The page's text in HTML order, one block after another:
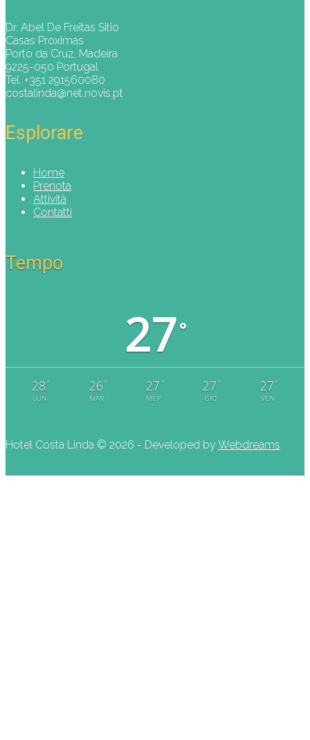
Dr. Abel De Freitas Sitio
Casas Proximas
Porto da Cruz, Madeira
9225-050 Portugal
Tel. +351 291560080
costalinda@net.novis.pt
Esplorare
Home
Prenota
Attività
Contatti
Tempo
27°
28 °
LUN
26 °
MAR
27 °
MER
27 °
GIO
27 °
VEN
Hotel Costa Linda © 2026 - Developed by Webdreams